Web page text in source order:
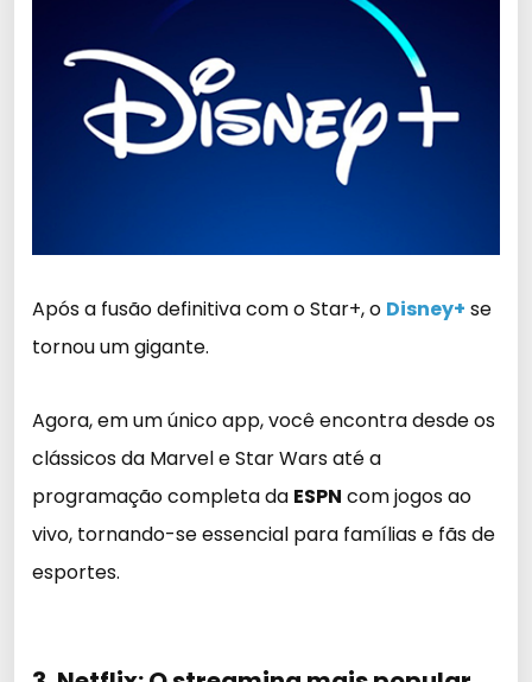
Após a fusão definitiva com o Star+, o Disney+ se
tornou um gigante.
Agora, em um único app, você encontra desde os
clássicos da Marvel e Star Wars até a
programação completa da ESPN com jogos ao
vivo, tornando-se essencial para famílias e fãs de
esportes.